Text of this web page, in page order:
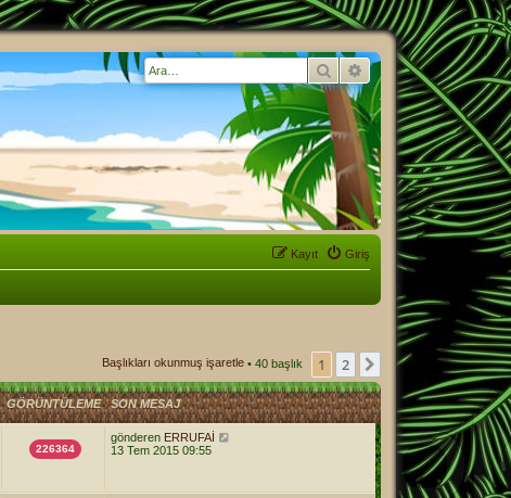
Ara Gelişmiş arama
Giriş
Kayıt
Başlıkları okunmuş işaretle • 40 başlık 1 2 Sonraki
GÖRÜNTÜLEME SON MESAJ
226364
gönderen ERRUFAİ
13 Tem 2015 09:55